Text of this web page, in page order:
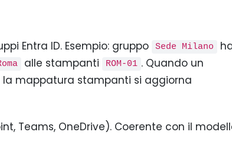
Entra ID. Esempio: gruppo Sede Milano
alle stampanti ROM-01 . Quando un
mappatura stampanti si aggiorna
Teams, OneDrive). Coerente con il